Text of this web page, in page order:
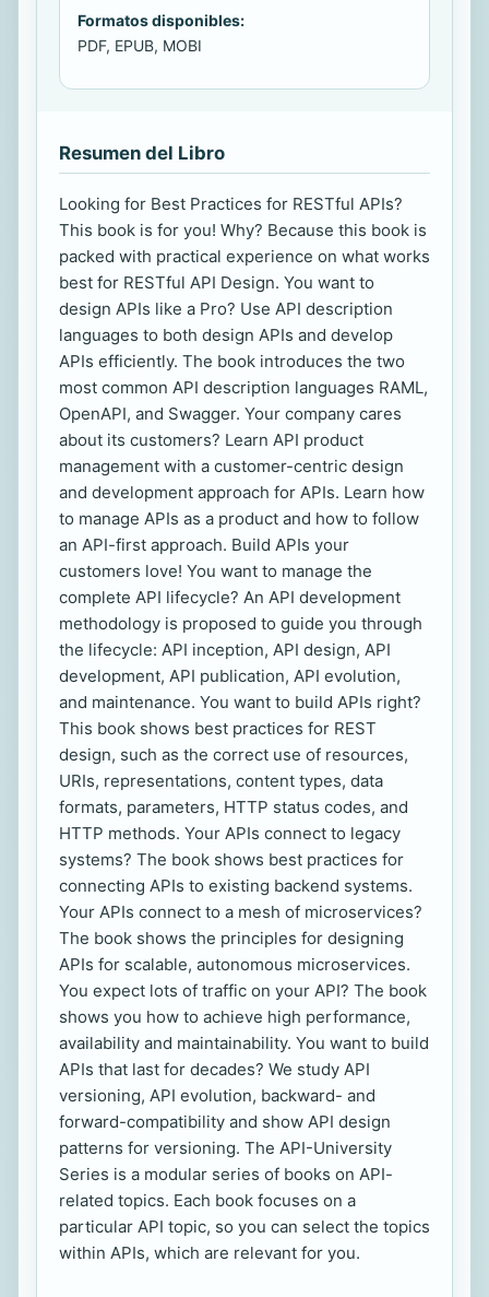
Formatos disponibles:
PDF, EPUB, MOBI
Resumen del Libro
Looking for Best Practices for RESTful APIs?
This book is for you! Why? Because this book is
packed with practical experience on what works
best for RESTful API Design. You want to
design APIs like a Pro? Use API description
languages to both design APIs and develop
APIs efficiently. The book introduces the two
most common API description languages RAML,
OpenAPI, and Swagger. Your company cares
about its customers? Learn API product
management with a customer-centric design
and development approach for APIs. Learn how
to manage APIs as a product and how to follow
an API-first approach. Build APIs your
customers love! You want to manage the
complete API lifecycle? An API development
methodology is proposed to guide you through
the lifecycle: API inception, API design, API
development, API publication, API evolution,
and maintenance. You want to build APIs right?
This book shows best practices for REST
design, such as the correct use of resources,
URIs, representations, content types, data
formats, parameters, HTTP status codes, and
HTTP methods. Your APIs connect to legacy
systems? The book shows best practices for
connecting APIs to existing backend systems.
Your APIs connect to a mesh of microservices?
The book shows the principles for designing
APIs for scalable, autonomous microservices.
You expect lots of traffic on your API? The book
shows you how to achieve high performance,
availability and maintainability. You want to build
APIs that last for decades? We study API
versioning, API evolution, backward- and
forward-compatibility and show API design
patterns for versioning. The API-University
Series is a modular series of books on API-
related topics. Each book focuses on a
particular API topic, so you can select the topics
within APIs, which are relevant for you.